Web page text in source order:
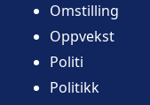
Omstilling
Oppvekst
Politi
Politikk